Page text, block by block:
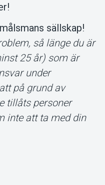
sällskap!
så länge du är
25 år) som är
under
på grund av
tillåts personer
inte att ta med din